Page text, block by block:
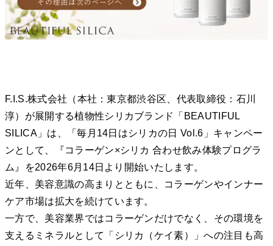
F.I.S.株式会社（本社：東京都渋谷区、代表取締役：石川
淳）が展開する植物性シリカブランド「BEAUTIFUL
SILICA」は、「毎月14日はシリカの日 Vol.6」キャンペー
ンとして、『コラーゲン×シリカ 合わせ飲み体験プログラ
ム』を2026年6月14日より開始いたします。
近年、美容意識の高まりとともに、コラーゲンやインナー
ケア市場は拡大を続けています。
一方で、美容業界ではコラーゲンだけでなく、その環境を
支えるミネラルとして「シリカ（ケイ素）」への注目も高